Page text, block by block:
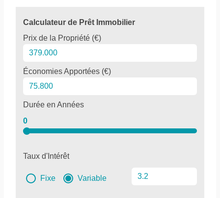
Calculateur de Prêt Immobilier
Prix de la Propriété (€)
Économies Apportées (€)
Durée en Années
0
Taux d'Intérêt
Fixe Variable